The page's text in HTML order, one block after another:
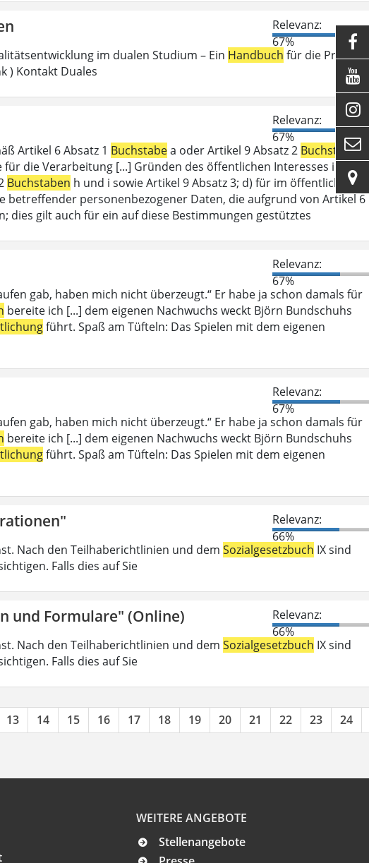
Relevanz:
67%
im dualen Studium – Ein Handbuch für die Praxis .
) Kontakt Duales
Relevanz:
67%
Artikel 6 Absatz 1 Buchstabea oder Artikel 9 Absatz 2 Buchstabea
die Verarbeitung [...] Gründen des öffentlichen Interesses im
Buchstaben h und i sowie Artikel 9 Absatz 3; d) für im öffentlichen
betreffender personenbezogener Daten, die aufgrund von Artikel 6
dies gilt auch für ein auf diese Bestimmungen gestütztes
Relevanz:
67%
gab, haben mich nicht überzeugt.“ Er habe ja schon damals für
bereite ich [...] dem eigenen Nachwuchs weckt Björn Bundschuhs
führt. Spaß am Tüfteln: Das Spielen mit dem eigenen
Relevanz:
67%
gab, haben mich nicht überzeugt.“ Er habe ja schon damals für
bereite ich [...] dem eigenen Nachwuchs weckt Björn Bundschuhs
führt. Spaß am Tüfteln: Das Spielen mit dem eigenen
Relevanz:
66%
Nach den Teilhaberichtlinien und dem Sozialgesetzbuch IX sind
Falls dies auf Sie
und Formulare" (Online)
Relevanz:
66%
Nach den Teilhaberichtlinien und dem Sozialgesetzbuch IX sind
Falls dies auf Sie
13 14 15 16 17 18 19 20 21 22 23 24
WEITERE ANGEBOTE
Stellenangebote




